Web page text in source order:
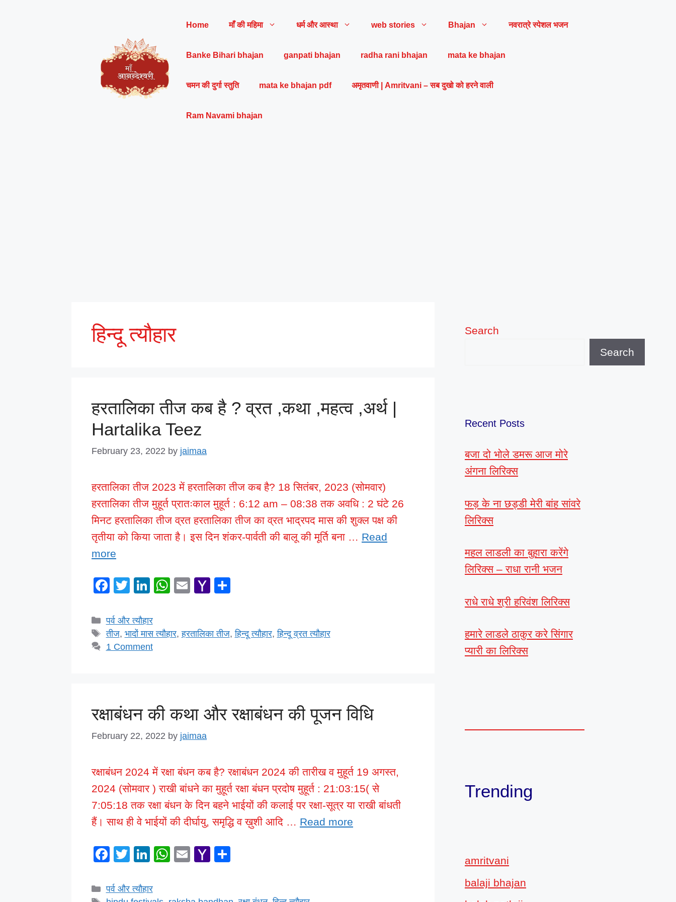
Home माँ की महिमा धर्म और आस्था web stories Bhajan नवरात्रे स्पेशल भजन
Banke Bihari bhajan ganpati bhajan radha rani bhajan mata ke bhajan
चमन की दुर्गा स्तुति mata ke bhajan pdf अमृतवाणी | Amritvani – सब दुखो को हरने वाली
Ram Navami bhajan
हिन्दू त्यौहार
हरतालिका तीज कब है ? व्रत ,कथा ,महत्व ,अर्थ |
Hartalika Teez
February 23, 2022 by jaimaa
हरतालिका तीज 2023 में हरतालिका तीज कब है? 18 सितंबर, 2023 (सोमवार)
हरतालिका तीज मुहूर्त प्रातःकाल मुहूर्त : 6:12 am – 08:38 तक अवधि : 2 घंटे 26
मिनट हरतालिका तीज व्रत हरतालिका तीज का व्रत भाद्रपद मास की शुक्ल पक्ष की
तृतीया को किया जाता है। इस दिन शंकर-पार्वती की बालू की मूर्ति बना … Read
more
F
c
e
b
T
tt
er
Li
k
e
dI
W
s
E
Y
o
e
Categories
पर्व और त्यौहार
Tags
तीज, भादों मास त्यौहार,हरतालिका तीज,हिन्दू त्यौहार,हिन्दू व्रत त्यौहार
1 Comment
रक्षाबंधन की कथा और रक्षाबंधन की पूजन विधि
February 22, 2022 by jaimaa
रक्षाबंधन 2024 में रक्षा बंधन कब है? रक्षाबंधन 2024 की तारीख व मुहूर्त 19 अगस्त,
2024 (सोमवार ) राखी बांधने का मुहूर्त रक्षा बंधन प्रदोष मुहूर्त : 21:03:15( से
7:05:18 तक रक्षा बंधन के दिन बहने भाईयों की कलाई पर रक्षा-सूत्र या राखी बांधती
हैं। साथ ही वे भाईयों की दीर्घायु, समृद्धि व ख़ुशी आदि … Read more
F
c
T
tt
Li
k
W E
Y
Categories
पर्व और त्यौहार
Search
Search
Recent Posts
बजा दो भोले डमरू आज मोरे
अंगना लिरिक्स
फड़ के ना छड्डी मेरी बांह सांवरे
लिरिक्स
महल लाडली का बुहारा करेंगे
लिरिक्स – राधा रानी भजन
राधे राधे श्री हरिवंश लिरिक्स
हमारे लाडले ठाकुर करे सिंगार
प्यारी का लिरिक्स
Trending
amritvani
balaji bhajan